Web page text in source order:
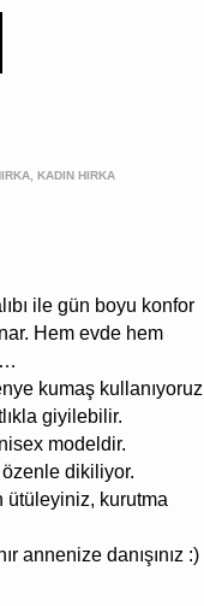
KADIN HIRKA
ile gün boyu konfor
Hem evde hem
kumaş
giyilebilir.
modeldir.
dikiliyor.
ütüleyiniz, kurutma
annenize danışınız :)